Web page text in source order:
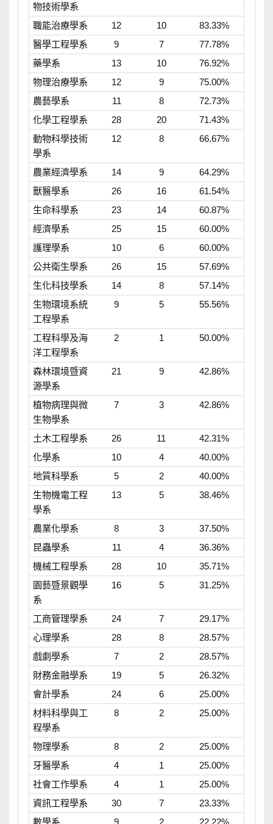
物技術學系
職能治療學系 12 10
83.33%
醫學工程學系
9 7
77.78%
藥學系
13 10
76.92%
物理治療學系
12 9
75.00%
農藝學系
11 8
72.73%
化學工程學系
28 20
71.43%
動物科學技術
學系
12 8 66.67%
農業經濟學系 14 9
64.29%
獸醫學系
26 16
61.54%
生命科學系
23 14
60.87%
經濟學系
25 15
60.00%
護理學系
10 6
60.00%
公共衛生學系
26 15
57.69%
生化科技學系
14 8
57.14%
生物環境系統
工程學系
9 5 55.56%
工程科學及海
洋工程學系
2 1 50.00%
森林環境暨資
源學系
21 9 42.86%
植物病理與微
生物學系
7 3 42.86%
土木工程學系 26 11
42.31%
化學系
10 4
40.00%
地質科學系
5 2
40.00%
生物機電工程
學系
13 5 38.46%
農業化學系 8 3
37.50%
昆蟲學系
11 4
36.36%
機械工程學系
28 10
35.71%
園藝暨景觀學
系
16 5 31.25%
工商管理學系 24 7
29.17%
心理學系
28 8
28.57%
戲劇學系
7 2
28.57%
財務金融學系
19 5
26.32%
會計學系
24 6
25.00%
材料科學與工
程學系
8 2 25.00%
物理學系 8 2
25.00%
牙醫學系
4 1
25.00%
社會工作學系
4 1
25.00%
資訊工程學系
30 7
23.33%
數學系
9 2 22.22%